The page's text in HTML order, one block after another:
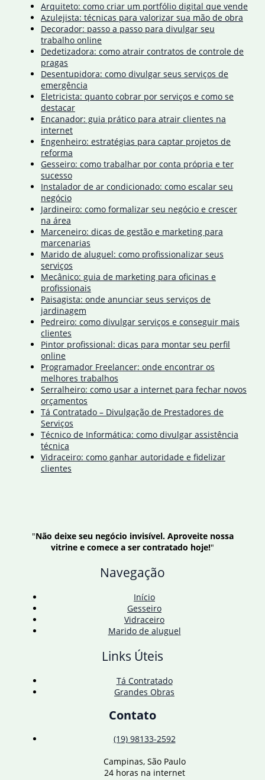
Arquiteto: como criar um portfólio digital que vende
Azulejista: técnicas para valorizar sua mão de obra
Decorador: passo a passo para divulgar seu
trabalho online
Dedetizadora: como atrair contratos de controle de
pragas
Desentupidora: como divulgar seus serviços de
emergência
Eletricista: quanto cobrar por serviços e como se
destacar
Encanador: guia prático para atrair clientes na
internet
Engenheiro: estratégias para captar projetos de
reforma
Gesseiro: como trabalhar por conta própria e ter
sucesso
Instalador de ar condicionado: como escalar seu
negócio
Jardineiro: como formalizar seu negócio e crescer
na área
Marceneiro: dicas de gestão e marketing para
marcenarias
Marido de aluguel: como profissionalizar seus
serviços
Mecânico: guia de marketing para oficinas e
profissionais
Paisagista: onde anunciar seus serviços de
jardinagem
Pedreiro: como divulgar serviços e conseguir mais
clientes
Pintor profissional: dicas para montar seu perfil
online
Programador Freelancer: onde encontrar os
melhores trabalhos
Serralheiro: como usar a internet para fechar novos
orçamentos
Tá Contratado – Divulgação de Prestadores de
Serviços
Técnico de Informática: como divulgar assistência
técnica
Vidraceiro: como ganhar autoridade e fidelizar
clientes
"Não deixe seu negócio invisível. Aproveite nossa
vitrine e comece a ser contratado hoje!"
Navegação
Início
Gesseiro
Vidraceiro
Marido de aluguel
Links Úteis
Tá Contratado
Grandes Obras
Contato
(19) 98133-2592
Campinas, São Paulo
24 horas na internet